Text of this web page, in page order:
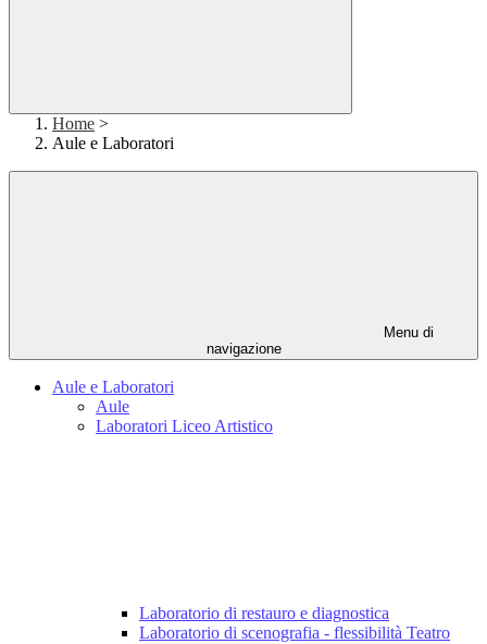
Home >
Aule e Laboratori
Menu di
navigazione
Aule e Laboratori
Aule
Laboratori Liceo Artistico
Laboratorio di restauro e diagnostica
Laboratorio di scenografia - flessibilità Teatro